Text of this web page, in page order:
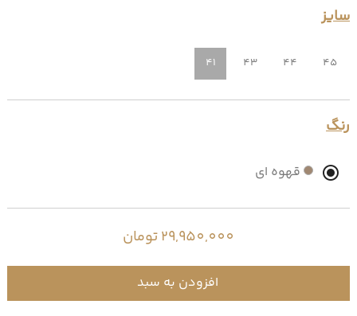
سایز
45
44
43
41
رنگ
قهوه ای
29,950,000 تومان
افزودن به سبد